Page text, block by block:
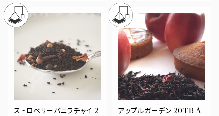
ストロベリーバニラチャイ 2
アップルガーデン 20TB A